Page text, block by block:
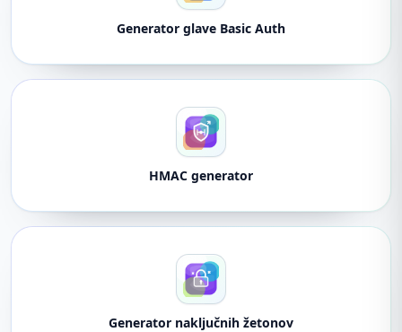
Generator glave Basic Auth
HMAC generator
Generator naključnih žetonov